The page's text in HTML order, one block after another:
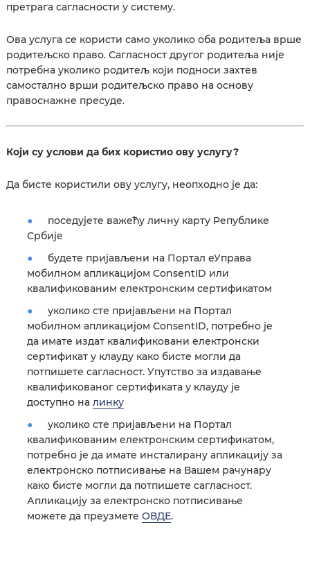
претрага сагласности у систему.
Ова услуга се користи само уколико оба родитеља врше
родитељско право. Сагласност другог родитеља није
потребна уколико родитељ који подноси захтев
самостално врши родитељско право на основу
правоснажне пресуде.
Који су услови да бих користио ову услугу?
Да бисте користили ову услугу, неопходно је да:
поседујете важећу личну карту Републике
Србије
будете пријављени на Портал еУправа
мобилном апликацијом ConsentID или
квалификованим електронским сертификатом
уколико сте пријављени на Портал
мобилном апликацијом ConsentID, потребно је
да имате издат квалификовани електронски
сертификат у клауду како бисте могли да
потпишете сагласност. Упутство за издавање
квалификованог сертификата у клауду је
доступно на линку
уколико сте пријављени на Портал
квалификованим електронским сертификатом,
потребно је да имате инсталирану апликацију за
електронско потписивање на Вашем рачунару
како бисте могли да потпишете сагласност.
Апликацију за електронско потписивање
можете да преузмете ОВДЕ.